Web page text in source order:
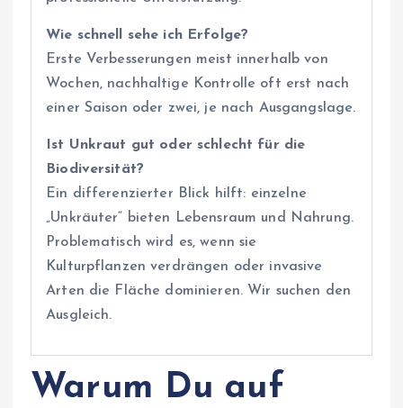
Wie schnell sehe ich Erfolge?
Erste Verbesserungen meist innerhalb von
Wochen, nachhaltige Kontrolle oft erst nach
einer Saison oder zwei, je nach Ausgangslage.
Ist Unkraut gut oder schlecht für die
Biodiversität?
Ein differenzierter Blick hilft: einzelne
„Unkräuter“ bieten Lebensraum und Nahrung.
Problematisch wird es, wenn sie
Kulturpflanzen verdrängen oder invasive
Arten die Fläche dominieren. Wir suchen den
Ausgleich.
Warum Du auf